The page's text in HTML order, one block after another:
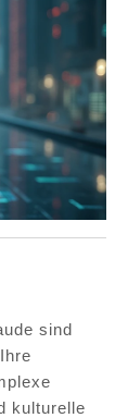
sind
kulturelle